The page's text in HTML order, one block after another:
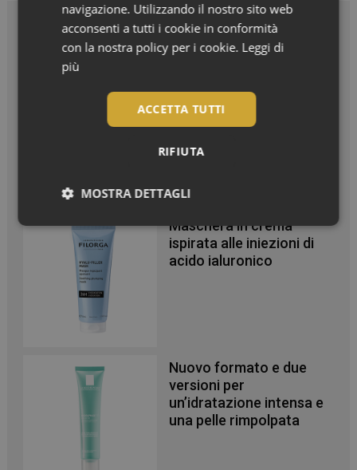
In Vetrina
modulabile per viso e
Maschera in crema
ispirata alle iniezioni di
acido ialuronico
Nuovo formato e due
versioni per
un’idratazione intensa e
una pelle rimpolpata
navigazione. Utilizzando il nostro sito web
acconsenti a tutti i cookie in conformità
con la nostra policy per i cookie. Leggi di
più
ACCETTA TUTTI
RIFIUTA
MOSTRA DETTAGLI
Necessari
I cookie necessari contribuiscono a rendere fruibile il
sito web abilitandone funzionalità di base quali la
navigazione sulle pagine e l'accesso alle aree
protette del sito. Il sito web non è in grado di
funzionare correttamente senza questi cookie.